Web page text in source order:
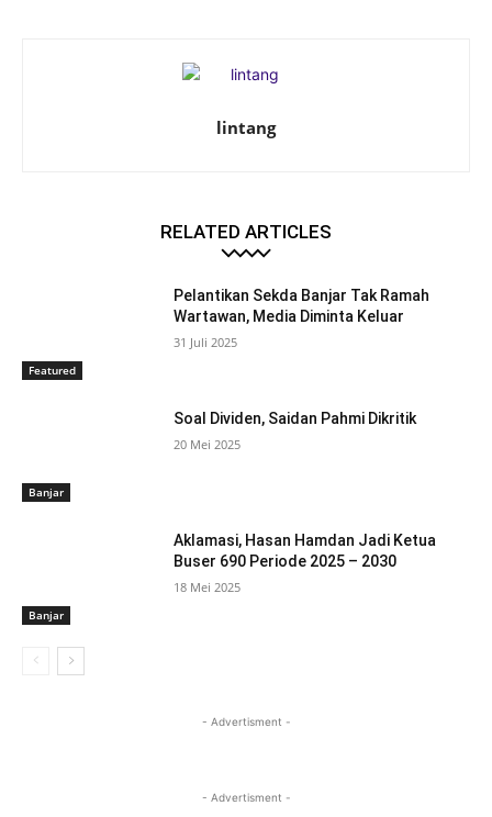
lintang
RELATED ARTICLES
Featured
Pelantikan Sekda Banjar Tak Ramah
Wartawan, Media Diminta Keluar
31 Juli 2025
Banjar
Soal Dividen, Saidan Pahmi Dikritik
20 Mei 2025
Banjar
Aklamasi, Hasan Hamdan Jadi Ketua
Buser 690 Periode 2025 – 2030
18 Mei 2025
- Advertisment -
- Advertisment -